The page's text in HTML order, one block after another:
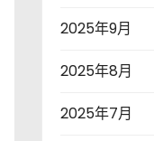
2025年9月
2025年8月
2025年7月